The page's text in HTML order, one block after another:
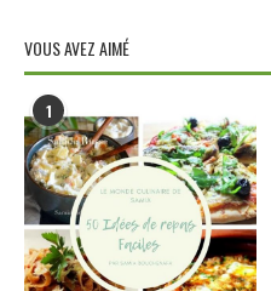
VOUS AVEZ AIMÉ
1